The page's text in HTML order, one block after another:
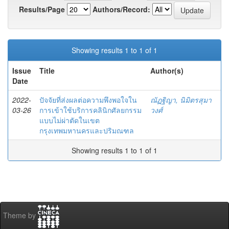
Results/Page
Authors/Record:
Showing results 1 to 1 of 1
Issue
Date
Title Author(s)
2022-
03-26
ปัจจัยที่ส่งผลต่อความพึงพอใจใน
การเข้าใช้บริการคลินิกศัลยกรรม
แบบไม่ผ่าตัดในเขต
กรุงเทพมหานครและปริมณฑล
ณัฏฐิญา, นิมิตรสุมา
วงศ์
Showing results 1 to 1 of 1
Theme by